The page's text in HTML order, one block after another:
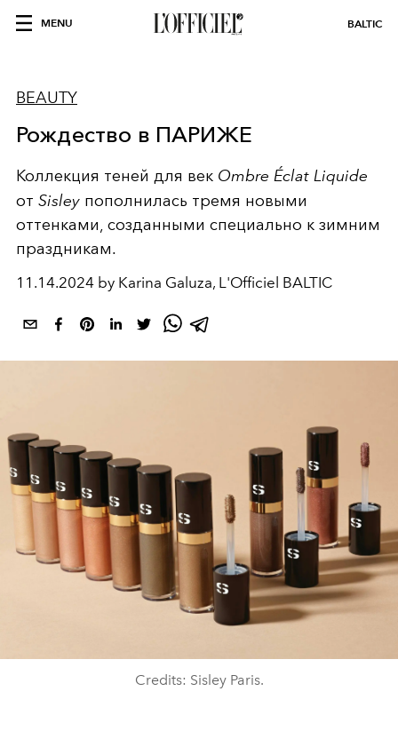
MENU BALTIC
BEAUTY
Рождество в ПАРИЖЕ
Коллекция теней для век Ombre Éclat Liquide
от Sisley пополнилась тремя новыми
оттенками, созданными специально к зимним
праздникам.
11.14.2024 by Karina Galuza, L'Officiel BALTIC
Credits: Sisley Paris.